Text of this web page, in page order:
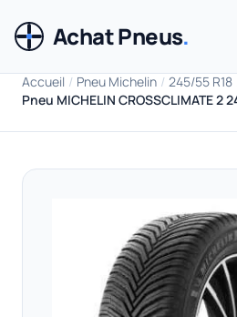
Achat Pneus.
Accueil / Pneu Michelin / 245/55 R18
Pneu MICHELIN CROSSCLIMATE 2